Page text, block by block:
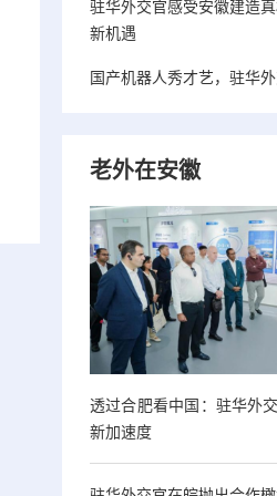
驻华外交官感受安徽建造
新机遇
国产机器人秀才艺，驻华外
老外在安徽
透过合肥看中国：驻华外
新加速度